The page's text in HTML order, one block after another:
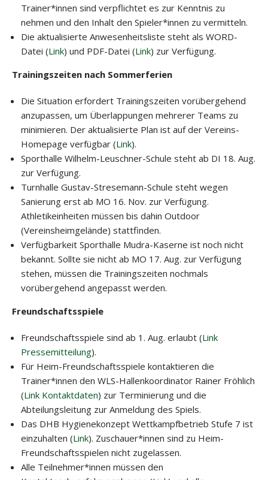
Trainer*innen sind verpflichtet es zur Kenntnis zu
nehmen und den Inhalt den Spieler*innen zu vermitteln.
Die aktualisierte Anwesenheitsliste steht als WORD-
Datei (Link) und PDF-Datei (Link) zur Verfügung.
Trainingszeiten nach Sommerferien
Die Situation erfordert Trainingszeiten vorübergehend
anzupassen, um Überlappungen mehrerer Teams zu
minimieren. Der aktualisierte Plan ist auf der Vereins-
Homepage verfügbar (Link).
Sporthalle Wilhelm-Leuschner-Schule steht ab DI 18. Aug.
zur Verfügung.
Turnhalle Gustav-Stresemann-Schule steht wegen
Sanierung erst ab MO 16. Nov. zur Verfügung.
Athletikeinheiten müssen bis dahin Outdoor
(Vereinsheimgelände) stattfinden.
Verfügbarkeit Sporthalle Mudra-Kaserne ist noch nicht
bekannt. Sollte sie nicht ab MO 17. Aug. zur Verfügung
stehen, müssen die Trainingszeiten nochmals
vorübergehend angepasst werden.
Freundschaftsspiele
Freundschaftsspiele sind ab 1. Aug. erlaubt (Link
Pressemitteilung).
Für Heim-Freundschaftsspiele kontaktieren die
Trainer*innen den WLS-Hallenkoordinator Rainer Fröhlich
(Link Kontaktdaten) zur Terminierung und die
Abteilungsleitung zur Anmeldung des Spiels.
Das DHB Hygienekonzept Wettkampfbetrieb Stufe 7 ist
einzuhalten (Link). Zuschauer*innen sind zu Heim-
Freundschaftsspielen nicht zugelassen.
Alle Teilnehmer*innen müssen den